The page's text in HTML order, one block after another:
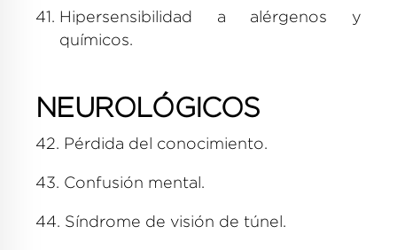
Hipersensibilidad a alérgenos y
químicos.
NEUROLÓGICOS
42. Pérdida del conocimiento.
43. Confusión mental.
44. Síndrome de visión de túnel.